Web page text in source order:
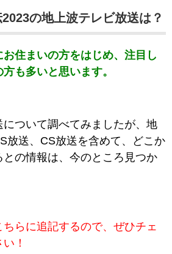
の地上波テレビ放送は？
住まいの方をはじめ、注目し
も多いと思います。
について調べてみましたが、地
放送、CS放送を含めて、どこか
の情報は、今のところ見つか
ちらに追記するので、ぜひチェ
！